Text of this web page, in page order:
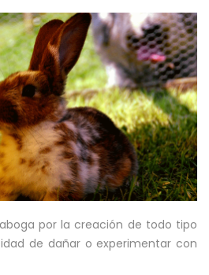
aboga por la creación de todo tipo
de dañar o experimentar con